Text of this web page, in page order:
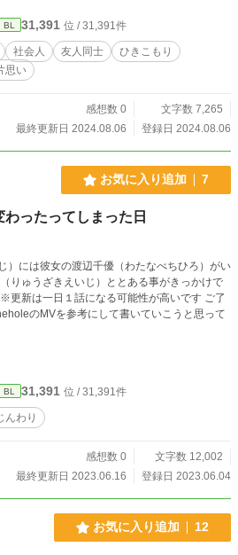
BL 31,391 位 / 31,391件
社会人 友人同士
ひきこもり
思い
感想数 0
文字数 7,265
最終更新日 2024.08.06
登録日 2024.08.06
お気に入り追加 7
ったってしまった日
）には彼女の渡辺千優（わたなべちひろ）がい
りゅうざきえいじ）ととある事がきっかけで
のMVを参考にして書いていこうと思って
BL 31,391 位 / 31,391件
んわり
感想数 0
文字数 12,002
最終更新日 2023.06.16
登録日 2023.06.04
お気に入り追加 12